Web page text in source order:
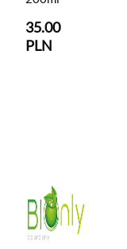
35.00
PLN